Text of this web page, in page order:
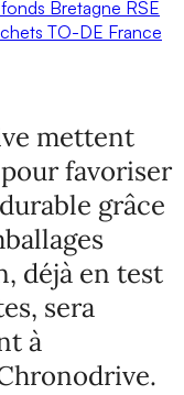
Bretagne RSE
TO-DE France
mettent
favoriser
grâce
déjà en test
sera
à